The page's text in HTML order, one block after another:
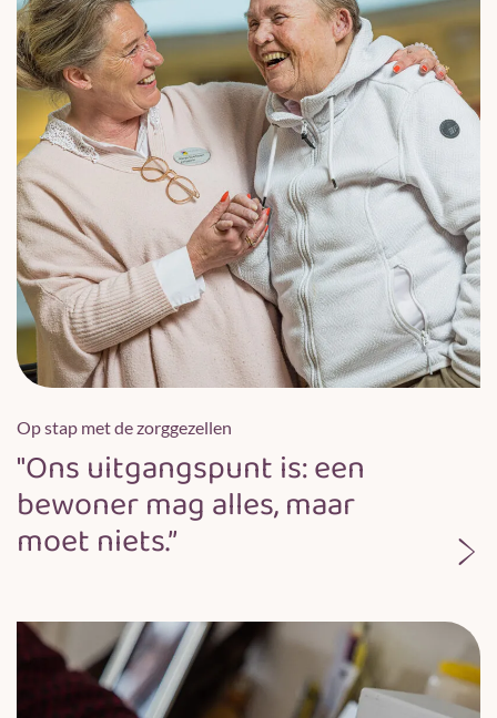
"Ons uitgangspunt is: een
bewoner mag alles, maar
moet niets.”
Op stap met de zorggezellen